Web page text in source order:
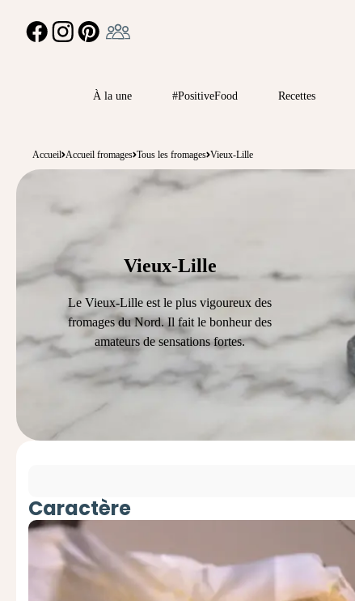
FACEBOOKINSTAGRAMPINTEREST
À la une #PositiveFood Recettes
Accueil Accueil fromages Tous les fromages Vieux-Lille
Vieux-Lille
Le Vieux-Lille est le plus vigoureux des
fromages du Nord. Il fait le bonheur des
amateurs de sensations fortes.
Caractère